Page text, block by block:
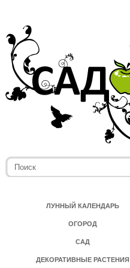
ЛУННЫЙ КАЛЕНДАРЬ
ОГОРОД
САД
ДЕКОРАТИВНЫЕ РАСТЕНИЯ